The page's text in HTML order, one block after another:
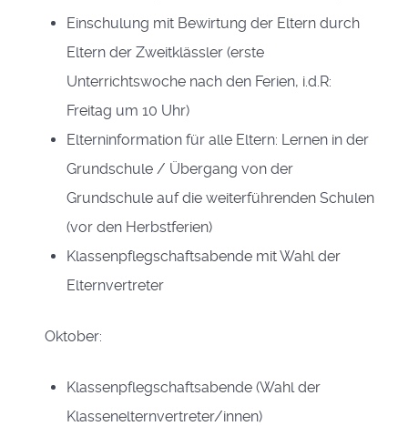
Einschulung mit Bewirtung der Eltern durch
Eltern der Zweitklässler (erste
Unterrichtswoche nach den Ferien, i.d.R:
Freitag um 10 Uhr)
Elterninformation für alle Eltern: Lernen in der
Grundschule / Übergang von der
Grundschule auf die weiterführenden Schulen
(vor den Herbstferien)
Klassenpflegschaftsabende mit Wahl der
Elternvertreter
Oktober:
Klassenpflegschaftsabende (Wahl der
Klassenelternvertreter/innen)